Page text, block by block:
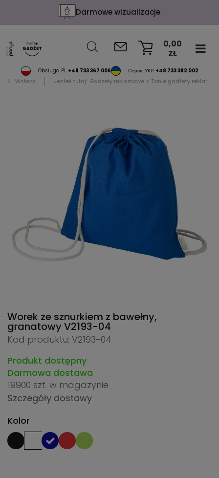
Darmowe wizualizacje
Obsługa PL +48 733 367 006 Сервіс УКР +48 733 382 002
0,00
ZŁ
Wstecz Jesteś tutaj: Gadżety reklamowe Tanie gadżety
Worek ze sznurkiem z bawełny,
granatowyV2193-04
Kod produktu: V2193-04
Produkt dostępny
Darmowa dostawa
19900 szt. w magazynie
Szczegóły dostawy
Kolor